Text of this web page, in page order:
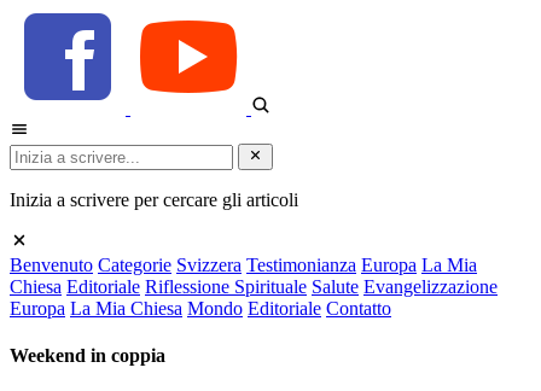
Inizia a scrivere per cercare gli articoli
Benvenuto Categorie Svizzera Testimonianza Europa La Mia
Chiesa Editoriale Riflessione Spirituale Salute Evangelizzazione
Europa La Mia Chiesa Mondo Editoriale Contatto
Weekend in coppia